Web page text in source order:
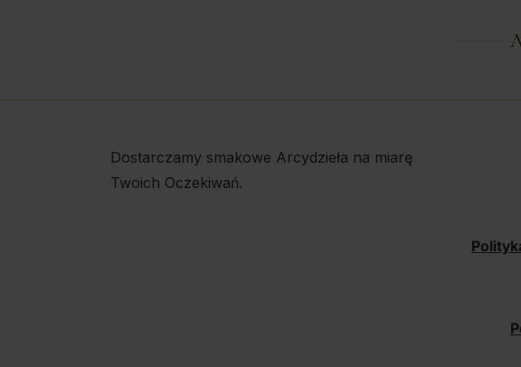
Dostarczamy smakowe Arcydzieła na miarę
Twoich Oczekiwań.